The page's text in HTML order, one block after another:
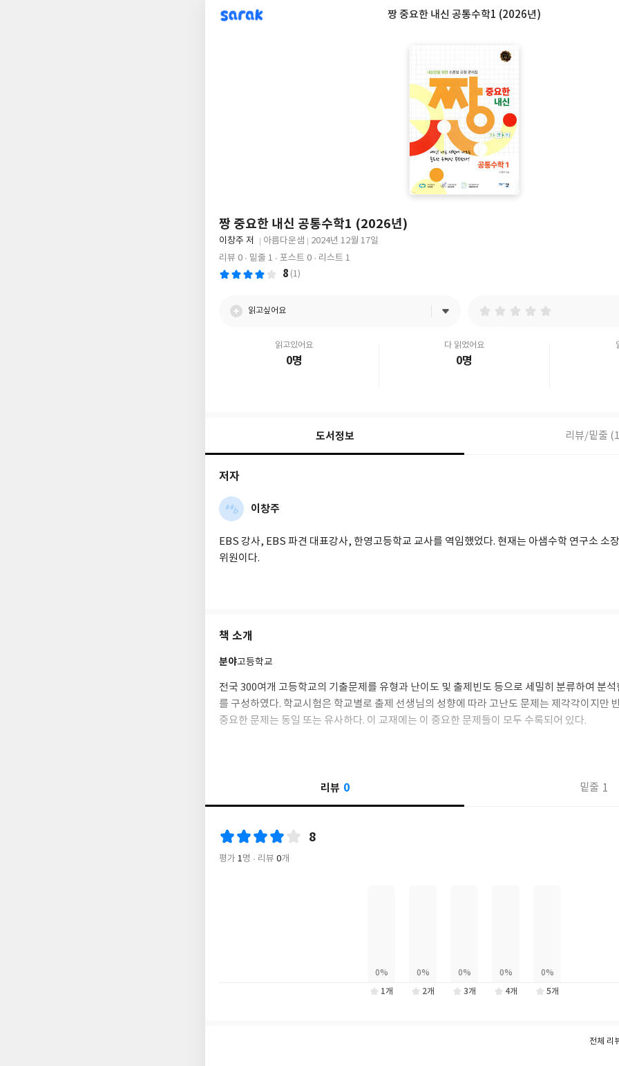
sarak 짱 중요한 내신 공통수학1 (2026년)
짱 중요한 내신 공통수학1 (2026년)
글
쓴
이창주 저
출
판
사
아름다운샘
출
2024년 12월 17일
리뷰 0
밑줄 1 포스트 0 리스트 1
8 (1)
읽고싶어요
읽고있어요
0명
다 읽었어요
0명
도서정보 리뷰/밑줄
저자
이창주
EBS 강사, EBS 파견 대표강사, 한영고등학교 교사를 역임했었다. 현재는 아샘수학 연구소 소
위원이다.
책 소개
분야고등학교
전국 300여개 고등학교의 기출문제를 유형과 난이도 및 출제빈도 등으로 세밀히 분류하여 분석
를 구성하였다. 학교시험은 학교별로 출제 선생님의 성향에 따라 고난도 문제는 제각각이지만
중요한 문제는 동일 또는 유사하다. 이 교재에는 이 중요한 문제들이 모두 수록되어 있다.
리뷰 0 밑줄 1
8
평가 1명 리뷰 0개
1개 2개 3개 4개 5개
전체 리